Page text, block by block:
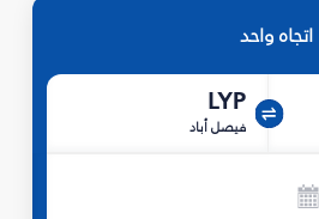
اتجاه واحد
LYP
فيصل أباد